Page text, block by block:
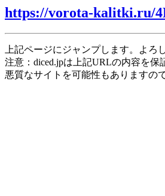
https://vorota-kalitki.ru/
上記ページにジャンプします。よ
注意：diced.jpは上記URLの内容を保
悪質なサイトを可能性もありますの